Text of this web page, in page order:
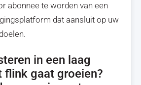
abonnee te worden van een
dat aansluit op uw
in een laag
flink gaat groeien?